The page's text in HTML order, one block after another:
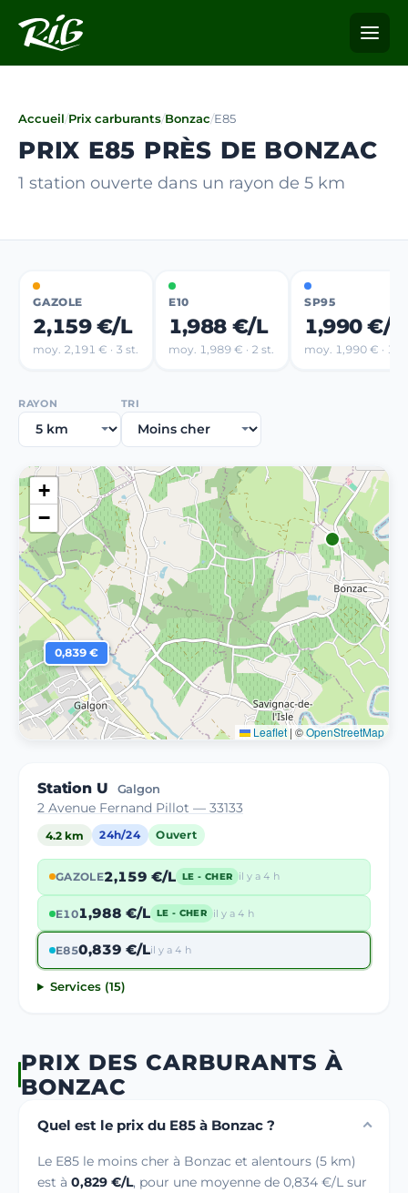
Accueil/Prix carburants/Bonzac/E85
PRIX E85 PRÈS DE BONZAC
1 station ouverte dans un rayon de 5 km
GAZOLE
2,159 €/L
moy. 2,191 € · 3 st.
E10
1,988 €/L
moy. 1,989 € · 2 st.
SP95
1,990 €/L
moy. 1,990 € · 1
RAYON TRI
0,839 €
+
−
Leaflet | ©OpenStreetMap
Station U Galgon
2 Avenue Fernand Pillot — 33133
4.2 km 24h/24 Ouvert
GAZOLE2,159 €/L LE - CHER il y a 4 h
E101,988 €/L LE - CHER il y a 4 h
E850,839 €/Lil y a 4 h
Services (15)
PRIX DES CARBURANTS À
BONZAC
Quel est le prix du E85 à Bonzac ?
Le E85 le moins cher à Bonzac et alentours (5 km)
est à 0,829 €/L, pour une moyenne de 0,834 €/L sur